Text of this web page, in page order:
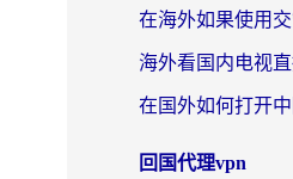
回国代理vpn